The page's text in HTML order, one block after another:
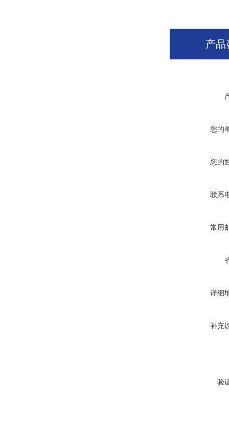
产品
您的
您的
联系
常用
详细
补充
验